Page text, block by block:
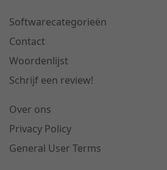
Softwarecategorieën
Contact
Woordenlijst
Schrijf een review!
Over ons
Privacy Policy
General User Terms